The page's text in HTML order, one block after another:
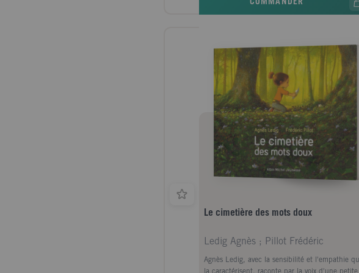
COMMANDER
Le cimetière des mots doux
Ledig Agnès ; Pillot Frédéric
Agnès Ledig, avec la sensibilité et l'empathie qui